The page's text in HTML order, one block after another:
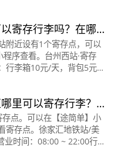
寄存行李吗？在哪
寄存怎么收费？
附近设有1个寄存点，可以
程序查看。台州西站·寄存
行李箱10元/天，背包5元/
的里可以寄存行李？
点。可以在【途简单】小
寄存点。徐家汇地铁站/美
业时间：08:00 ~ 22:00行李